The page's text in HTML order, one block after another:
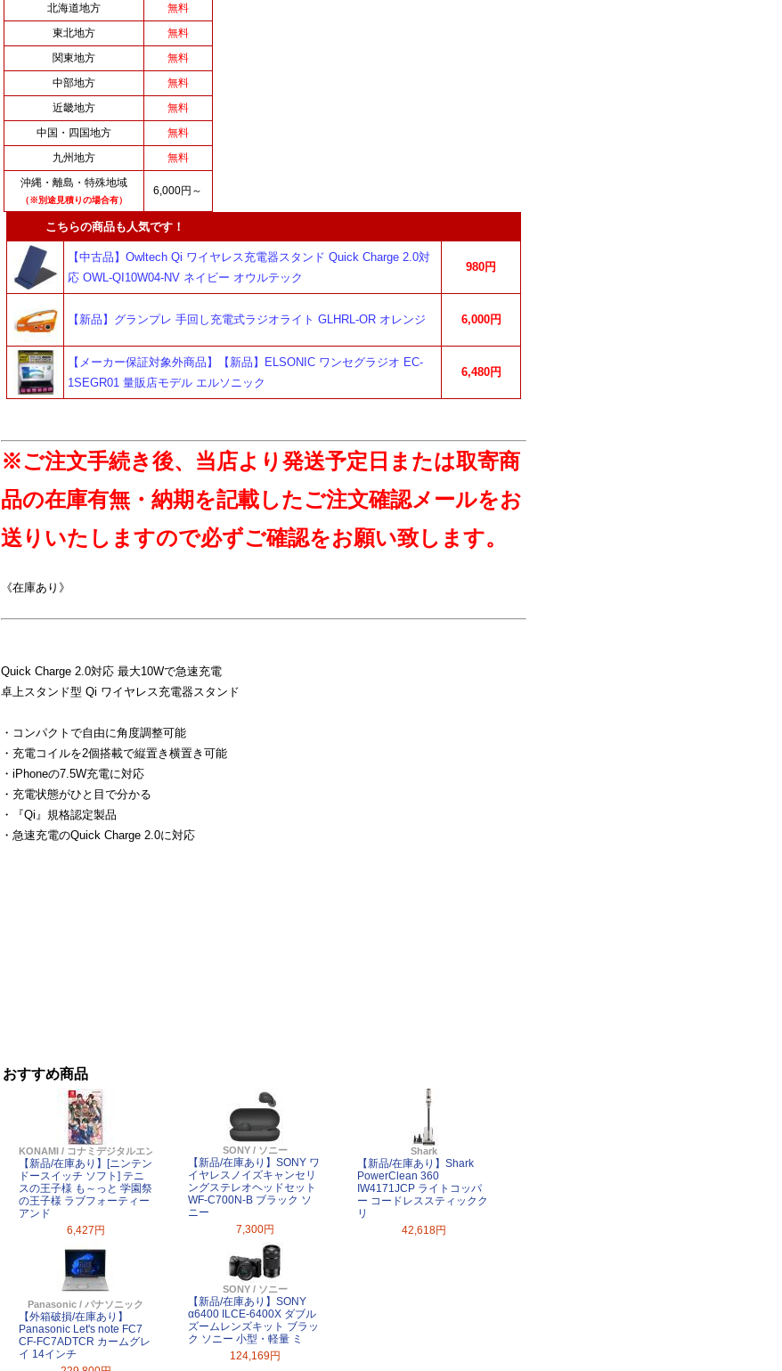
北海道地方
無料
東北地方
無料
関東地方
無料
中部地方
無料
近畿地方
無料
中国・四国地方
無料
九州地方
無料
沖縄・離島・特殊地域
（※別途見積りの場合有）
6,000円～
こちらの商品も人気です！
【中古品】Owltech Qi ワイヤレス充電器スタンド Quick Charge 2.0対
応 OWL-QI10W04-NV ネイビー オウルテック
980円
【新品】グランプレ 手回し充電式ラジオライト GLHRL-OR オレンジ 6,000円
【メーカー保証対象外商品】【新品】ELSONIC ワンセグラジオ EC-
1SEGR01 量販店モデル エルソニック
6,480円
※ご注文手続き後、当店より発送予定日または取寄商
品の在庫有無・納期を記載したご注文確認メールをお
送りいたしますので必ずご確認をお願い致します。
《在庫あり》
Quick Charge 2.0対応 最大10Wで急速充電
卓上スタンド型 Qi ワイヤレス充電器スタンド
・コンパクトで自由に角度調整可能
・充電コイルを2個搭載で縦置き横置き可能
・iPhoneの7.5W充電に対応
・充電状態がひと目で分かる
・『Qi』規格認定製品
・急速充電のQuick Charge 2.0に対応
おすすめ商品
KONAMI / コナミデジタルエンタテインメント
【新品/在庫あり】[ニンテン
ドースイッチ ソフト] テニ
スの王子様 も～っと 学園祭
の王子様 ラブフォーティー
アンド
6,427円
SONY / ソニー
【新品/在庫あり】SONY ワ
イヤレスノイズキャンセリ
ングステレオヘッドセット
WF-C700N-B ブラック ソ
ニー
7,300円
Shark
【新品/在庫あり】Shark
PowerClean 360
IW4171JCP ライトコッパ
ー コードレススティックク
リ
42,618円
Panasonic / パナソニック
【外箱破損/在庫あり】
Panasonic Let's note FC7
CF-FC7ADTCR カームグレ
イ 14インチ
SONY / ソニー
【新品/在庫あり】SONY
α6400 ILCE-6400X ダブル
ズームレンズキット ブラッ
ク ソニー 小型・軽量 ミ
124,169円